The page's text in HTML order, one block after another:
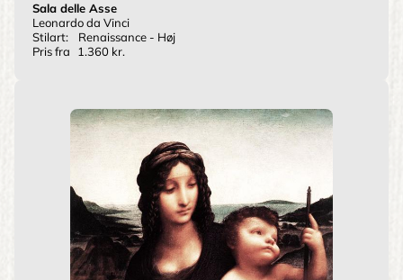
Sala delle Asse
Leonardo da Vinci
Stilart:
Renaissance - Høj
Pris fra
1.360 kr.